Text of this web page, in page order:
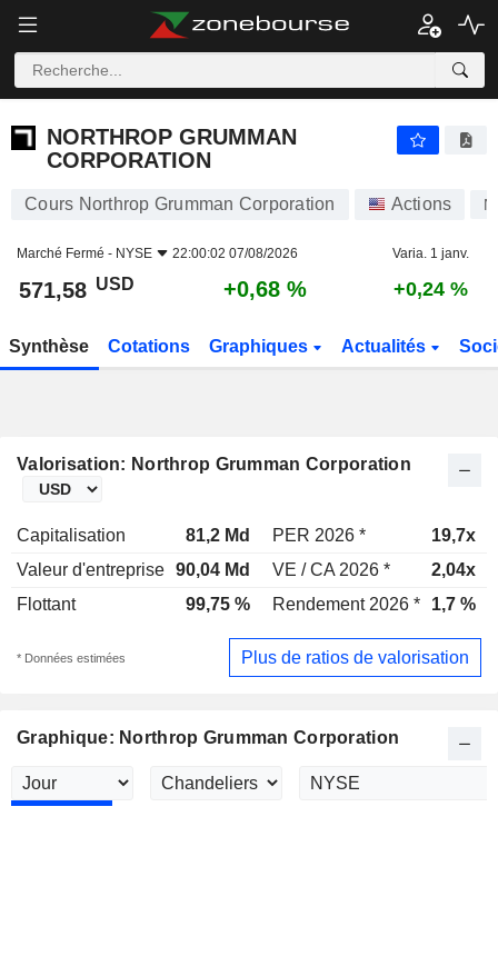
NORTHROP GRUMMAN
CORPORATION
Cours Northrop Grumman Corporation Actions
Marché Fermé - NYSE 22:00:02 07/08/2026 Varia. 1 janv.
571,58 USD +0,68 % +0,24 %
Synthèse Cotations Graphiques Actualités
Valorisation: Northrop Grumman Corporation
Capitalisation 81,2 Md PER 2026 *
19,7x
Valeur d'entreprise 90,04 Md VE / CA 2026 *
2,04x
Flottant
99,75 % Rendement 2026 * 1,7 %
* Données estimées Plus de ratios de valorisation
Graphique: Northrop Grumman Corporation